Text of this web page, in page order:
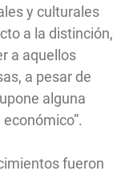
y culturales
a la distinción,
a aquellos
a pesar de
alguna
fueron